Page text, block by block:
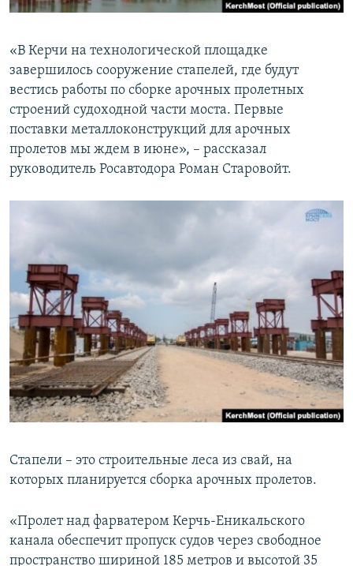
«В Керчи на технологической площадке
завершилось сооружение стапелей, где будут
вестись работы по сборке арочных пролетных
строений судоходной части моста. Первые
поставки металлоконструкций для арочных
пролетов мы ждем в июне», – рассказал
руководитель Росавтодора Роман Старовойт.
Стапели – это строительные леса из свай, на
которых планируется сборка арочных пролетов.
«Пролет над фарватером Керчь-Еникальского
канала обеспечит пропуск судов через свободное
пространство шириной 185 метров и высотой 35